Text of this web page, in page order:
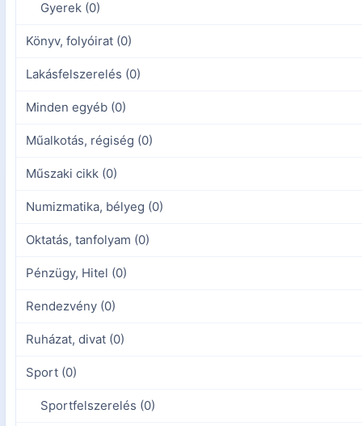
Gyerek (0)
Könyv, folyóirat (0)
Lakásfelszerelés (0)
Minden egyéb (0)
Műalkotás, régiség (0)
Műszaki cikk (0)
Numizmatika, bélyeg (0)
Oktatás, tanfolyam (0)
Pénzügy, Hitel (0)
Rendezvény (0)
Ruházat, divat (0)
Sport (0)
Sportfelszerelés (0)